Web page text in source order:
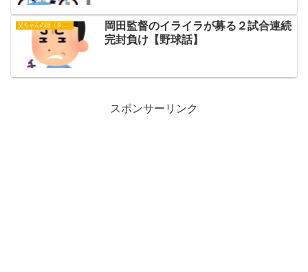
岡田監督のイライラが募る２試合連続
完封負け【野球話】
スポンサーリンク